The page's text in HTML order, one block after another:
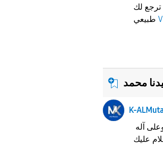
ترجع لك
محمد
K-
عليك